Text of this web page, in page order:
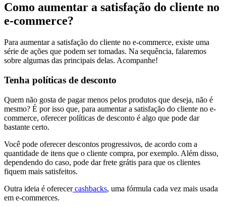
Como aumentar a satisfação do cliente no
e-commerce?
Para aumentar a satisfação do cliente no e-commerce, existe uma
série de ações que podem ser tomadas. Na sequência, falaremos
sobre algumas das principais delas. Acompanhe!
Tenha políticas de desconto
Quem não gosta de pagar menos pelos produtos que deseja, não é
mesmo? É por isso que, para aumentar a satisfação do cliente no e-
commerce, oferecer políticas de desconto é algo que pode dar
bastante certo.
Você pode oferecer descontos progressivos, de acordo com a
quantidade de itens que o cliente compra, por exemplo. Além disso,
dependendo do caso, pode dar frete grátis para que os clientes
fiquem mais satisfeitos.
Outra ideia é oferecer cashbacks, uma fórmula cada vez mais usada
em e-commerces.